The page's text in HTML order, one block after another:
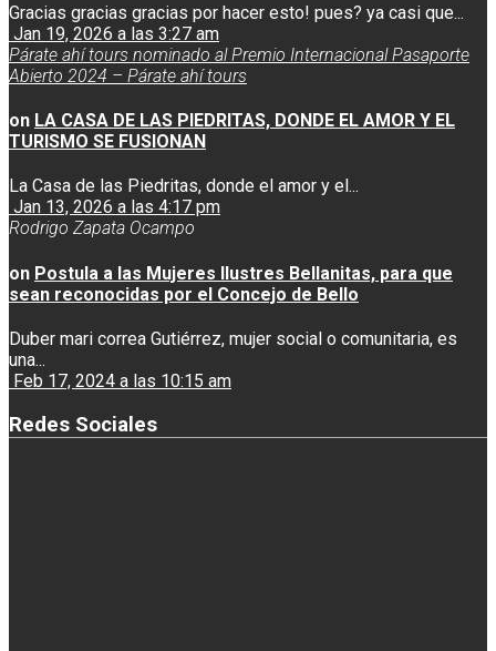
Gracias gracias gracias por hacer esto! pues? ya casi que...
Jan 19, 2026 a las 3:27 am
Párate ahí tours nominado al Premio Internacional Pasaporte
Abierto 2024 – Párate ahí tours
on LA CASA DE LAS PIEDRITAS, DONDE EL AMOR Y EL
TURISMO SE FUSIONAN
La Casa de las Piedritas, donde el amor y el...
Jan 13, 2026 a las 4:17 pm
Rodrigo Zapata Ocampo
on Postula a las Mujeres Ilustres Bellanitas, para que
sean reconocidas por el Concejo de Bello
Duber mari correa Gutiérrez, mujer social o comunitaria, es
una...
Feb 17, 2024 a las 10:15 am
Redes Sociales